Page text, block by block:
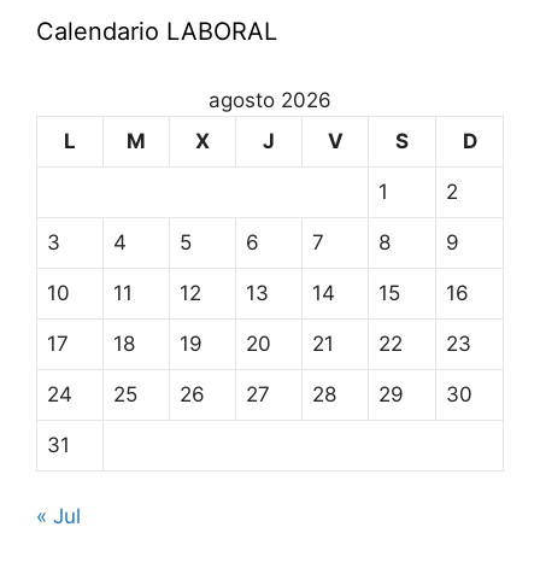
Calendario LABORAL
agosto 2026
L
M X J V S D
1 2
3 4 5 6 7 8 9
10 11 12 13 14 15 16
17 18 19 20 21 22 23
24 25 26 27 28 29 30
31
« Jul